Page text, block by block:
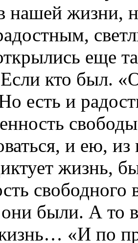
нашей жизни,
еще
кто был.
есть и
и ею,
жизнь,
были. А то
«И по